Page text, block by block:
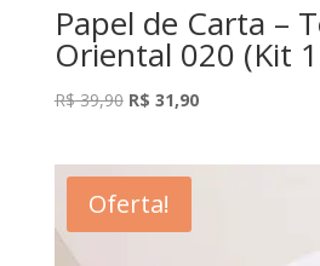
Papel de Carta –
Oriental 020 (Kit
R$39,90 O
era:
R$ 39,90.
R$ 31,90O
Oferta!